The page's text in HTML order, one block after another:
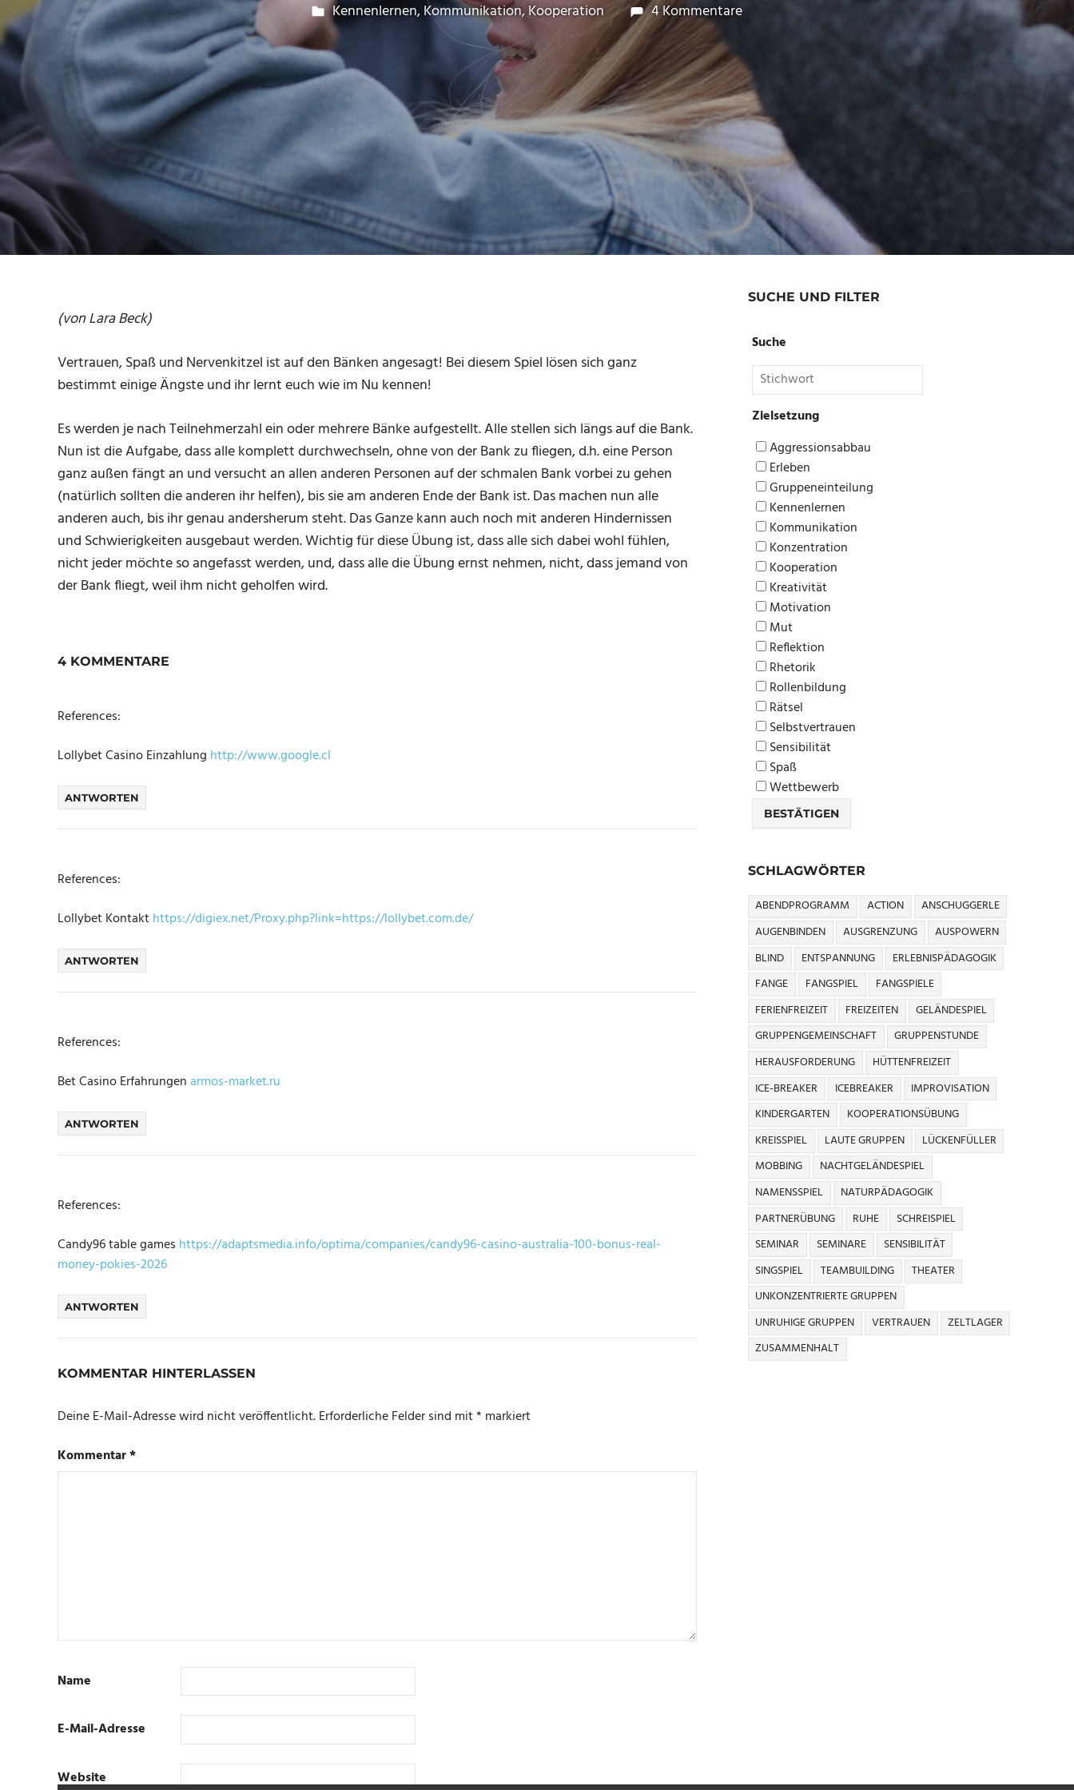
20. November 2017
Lara Beck
Kennenlernen,Kommunikation,Kooperation 4 Kommentare
(von Lara Beck)
Vertrauen, Spaß und Nervenkitzel ist auf den Bänken angesagt! Bei diesem Spiel lösen sich ganz
bestimmt einige Ängste und ihr lernt euch wie im Nu kennen!
Es werden je nach Teilnehmerzahl ein oder mehrere Bänke aufgestellt. Alle stellen sich längs auf die Bank.
Nun ist die Aufgabe, dass alle komplett durchwechseln, ohne von der Bank zu fliegen, d.h. eine Person
ganz außen fängt an und versucht an allen anderen Personen auf der schmalen Bank vorbei zu gehen
(natürlich sollten die anderen ihr helfen), bis sie am anderen Ende der Bank ist. Das machen nun alle
anderen auch, bis ihr genau andersherum steht. Das Ganze kann auch noch mit anderen Hindernissen
und Schwierigkeiten ausgebaut werden. Wichtig für diese Übung ist, dass alle sich dabei wohl fühlen,
nicht jeder möchte so angefasst werden, und, dass alle die Übung ernst nehmen, nicht, dass jemand von
der Bank fliegt, weil ihm nicht geholfen wird.
4 KOMMENTARE
References:
Lollybet Casino Einzahlung http://www.google.cl
ANTWORTEN
References:
Lollybet Kontakthttps://digiex.net/Proxy.php?link=https://lollybet.com.de/
ANTWORTEN
References:
Bet Casino Erfahrungenarmos-market.ru
ANTWORTEN
References:
Candy96 table games https://adaptsmedia.info/optima/companies/candy96-casino-australia-100-bonus-real-
money-pokies-2026
ANTWORTEN
KOMMENTAR HINTERLASSEN
Deine E-Mail-Adresse wird nicht veröffentlicht.Erforderliche Felder sind mit* markiert
Kommentar*
Name
E-Mail-Adresse
Website
SUCHE UND FILTER
Suche
Zielsetzung
Aggressionsabbau
Erleben
Gruppeneinteilung
Kennenlernen
Kommunikation
Konzentration
Kooperation
Kreativität
Motivation
Mut
Reflektion
Rhetorik
Rollenbildung
Rätsel
Selbstvertrauen
Sensibilität
Spaß
Wettbewerb
SCHLAGWÖRTER
ABENDPROGRAMM ACTION
ANSCHUGGERLE
AUGENBINDEN
AUSGRENZUNG
AUSPOWERN
BLIND
ENTSPANNUNG
ERLEBNISPÄDAGOGIK
FANGE
FANGSPIEL
FANGSPIELE
FERIENFREIZEIT
FREIZEITEN
GELÄNDESPIEL
GRUPPENGEMEINSCHAFT
GRUPPENSTUNDE
HERAUSFORDERUNG
HÜTTENFREIZEIT
ICE-BREAKER
ICEBREAKER
IMPROVISATION
KINDERGARTEN
KOOPERATIONSÜBUNG
KREISSPIEL
LAUTE GRUPPEN
LÜCKENFÜLLER
MOBBING
NACHTGELÄNDESPIEL
NAMENSSPIEL
NATURPÄDAGOGIK
PARTNERÜBUNG
RUHE
SCHREISPIEL
SEMINAR
SEMINARE
SENSIBILITÄT
SINGSPIEL
TEAMBUILDING
THEATER
UNKONZENTRIERTE GRUPPEN
UNRUHIGE GRUPPEN
VERTRAUEN
ZELTLAGER
ZUSAMMENHALT